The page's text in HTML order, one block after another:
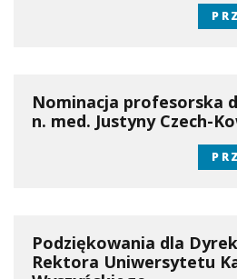
Nominacja profesorska
n. med. Justyny Czech-
Podziękowania dla
Rektora Uniwersytetu